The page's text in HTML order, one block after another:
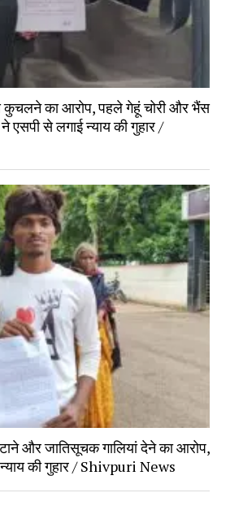
कुचलने का आरोप, पहले गेहूं चोरी और भैंस
ने एसपी से लगाई न्याय की गुहार /
और जातिसूचक गालियां देने का आरोप,
की गुहार / Shivpuri News